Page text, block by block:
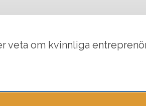
veta om kvinnliga